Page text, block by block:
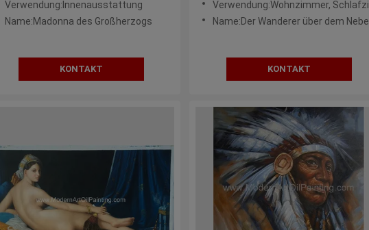
Verwendung:Innenausstattung
Name:Madonna des Großherzogs
KONTAKT
Verwendung:Wohnzimmer, Schlafzimmer, Sofa
Name:Der Wanderer über dem Nebelmeer
KONTAKT